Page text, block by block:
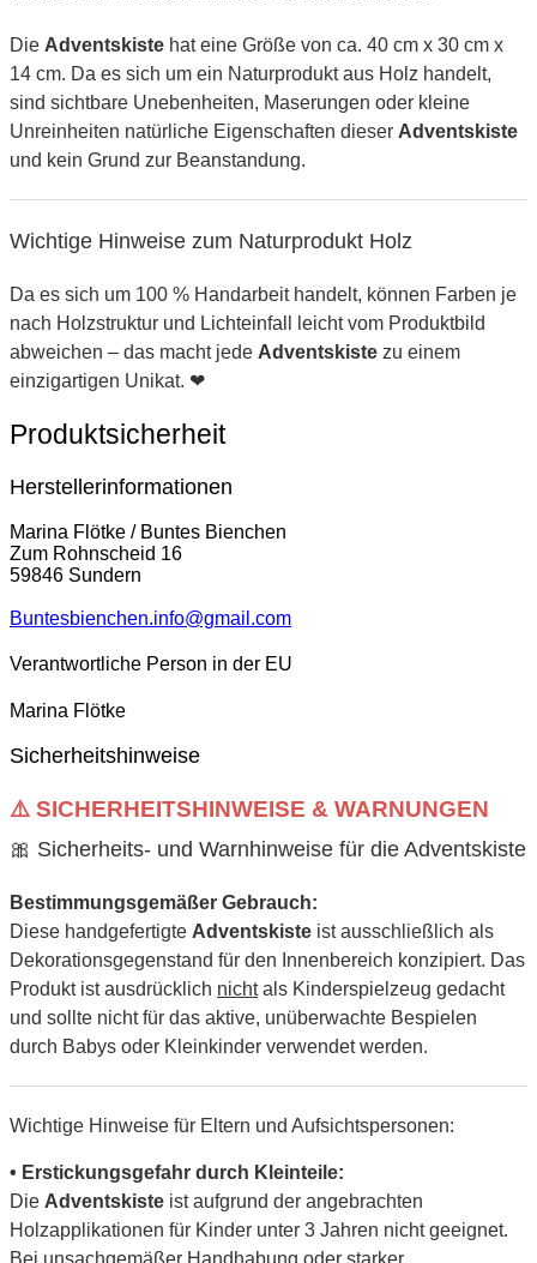
Die Adventskiste hat eine Größe von ca. 40 cm x 30 cm x
14 cm. Da es sich um ein Naturprodukt aus Holz handelt,
sind sichtbare Unebenheiten, Maserungen oder kleine
Unreinheiten natürliche Eigenschaften dieser Adventskiste
und kein Grund zur Beanstandung.
Wichtige Hinweise zum Naturprodukt Holz
Da es sich um 100 % Handarbeit handelt, können Farben je
nach Holzstruktur und Lichteinfall leicht vom Produktbild
abweichen – das macht jede Adventskiste zu einem
einzigartigen Unikat. ❤
Produktsicherheit
Herstellerinformationen
Marina Flötke / Buntes Bienchen
Zum Rohnscheid 16
59846 Sundern
Buntesbienchen.info@gmail.com
Verantwortliche Person in der EU
Marina Flötke
Sicherheitshinweise
⚠️ SICHERHEITSHINWEISE & WARNUNGEN
🎀 Sicherheits- und Warnhinweise für die Adventskiste
Bestimmungsgemäßer Gebrauch:
Diese handgefertigte Adventskiste ist ausschließlich als
Dekorationsgegenstand für den Innenbereich konzipiert. Das
Produkt ist ausdrücklich nichtals Kinderspielzeug gedacht
und sollte nicht für das aktive, unüberwachte Bespielen
durch Babys oder Kleinkinder verwendet werden.
Wichtige Hinweise für Eltern und Aufsichtspersonen:
• Erstickungsgefahr durch Kleinteile:
Die Adventskiste ist aufgrund der angebrachten
Holzapplikationen für Kinder unter 3 Jahren nicht geeignet.